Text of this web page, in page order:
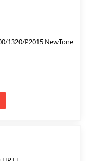
1320/P2015 NewTone